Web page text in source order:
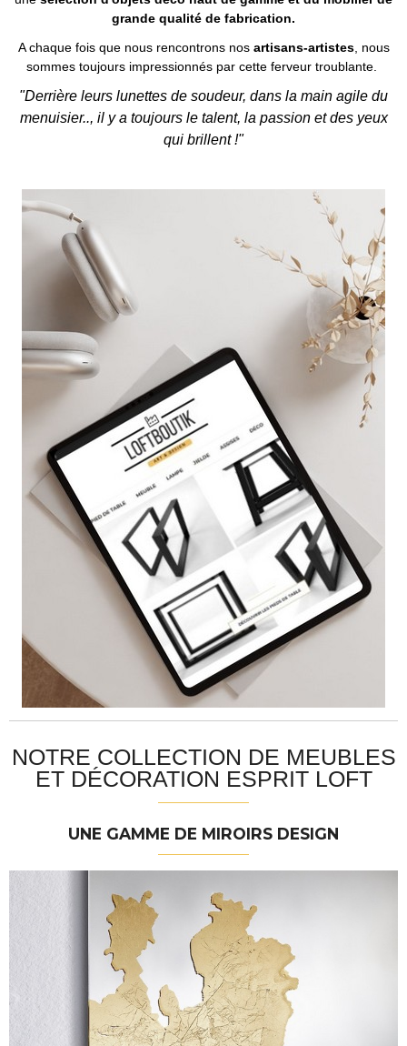
grande qualité de fabrication.
A chaque fois que nous rencontrons nos artisans-artistes, nous
sommes toujours impressionnés par cette ferveur troublante.
"Derrière leurs lunettes de soudeur, dans la main agile du
menuisier.., il y a toujours le talent, la passion et des yeux
qui brillent !"
NOTRE COLLECTION DE MEUBLES
ET DÉCORATION ESPRIT LOFT
UNE GAMME DE MIROIRS DESIGN